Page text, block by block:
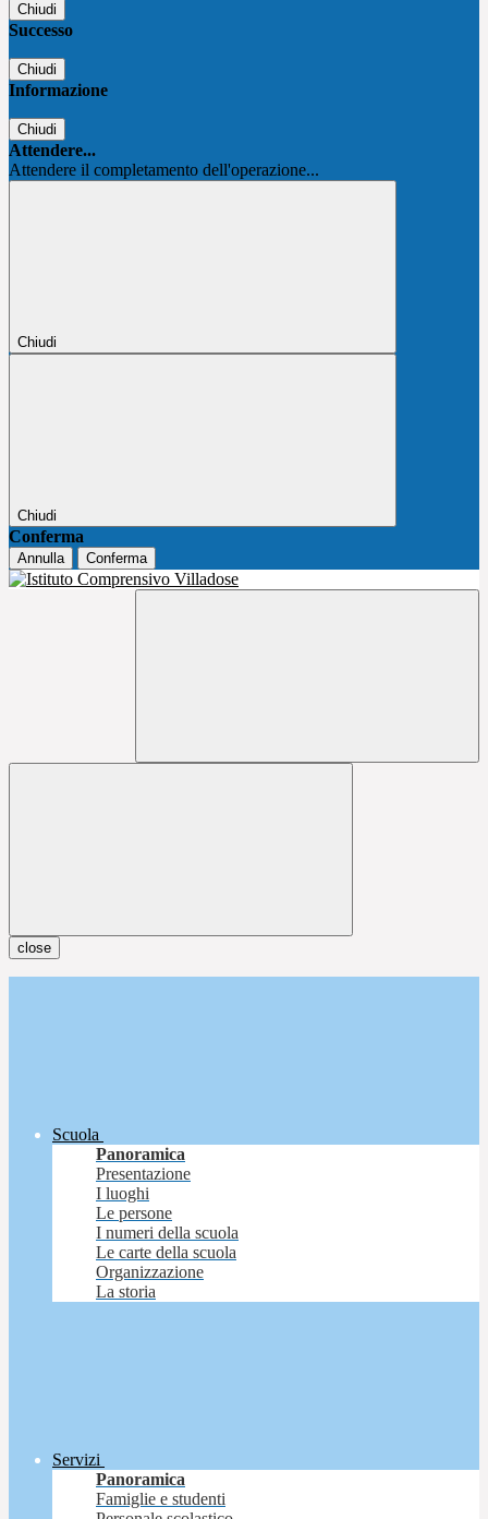
Chiudi
Successo
Chiudi
Informazione
Chiudi
Attendere...
Attendere il completamento dell'operazione...
Chiudi
Chiudi
Conferma
Annulla Conferma
close
Scuola
Panoramica
Presentazione
I luoghi
Le persone
I numeri della scuola
Le carte della scuola
Organizzazione
La storia
Servizi
Panoramica
Famiglie e studenti